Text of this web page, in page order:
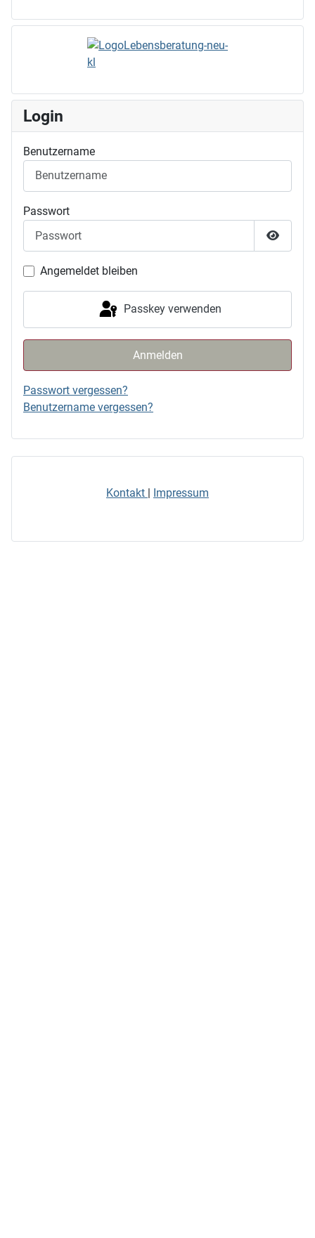
Login
Benutzername
Passwort
Angemeldet bleiben
Passkey verwenden
Anmelden
Passwort vergessen?
Benutzername vergessen?
Kontakt Impressum